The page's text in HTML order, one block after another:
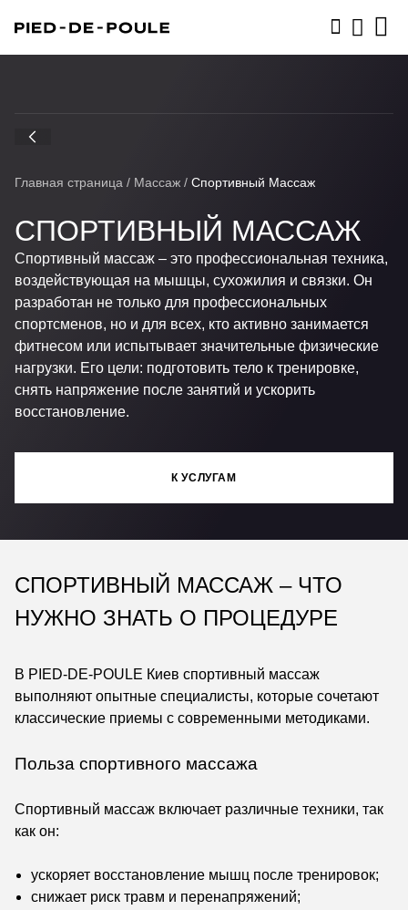
Главная страница / Массаж / Спортивный Массаж
СПОРТИВНЫЙ МАССАЖ
Спортивный массаж – это профессиональная техника,
воздействующая на мышцы, сухожилия и связки. Он
разработан не только для профессиональных
спортсменов, но и для всех, кто активно занимается
фитнесом или испытывает значительные физические
нагрузки. Его цели: подготовить тело к тренировке,
снять напряжение после занятий и ускорить
восстановление.
К УСЛУГАМ
СПОРТИВНЫЙ МАССАЖ – ЧТО
НУЖНО ЗНАТЬ О ПРОЦЕДУРЕ
В PIED-DE-POULE Киев спортивный массаж
выполняют опытные специалисты, которые сочетают
классические приемы с современными методиками.
Польза спортивного массажа
Спортивный массаж включает различные техники, так
как он:
ускоряет восстановление мышц после тренировок;
снижает риск травм и перенапряжений;